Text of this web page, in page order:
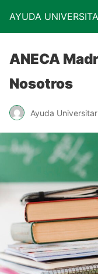
AYUDA
ANECA
Nosotros
Ayuda